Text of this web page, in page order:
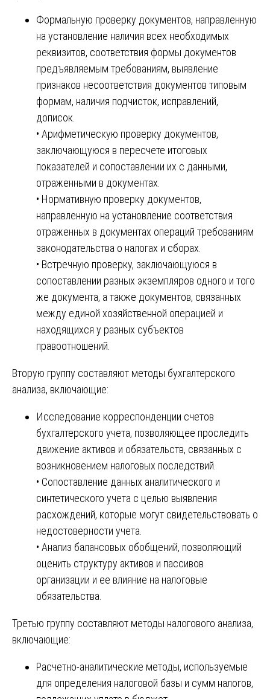
Формальную проверку документов, направленную
на установление наличия всех необходимых
реквизитов, соответствия формы документов
предъявляемым требованиям, выявление
признаков несоответствия документов типовым
формам, наличия подчисток, исправлений,
дописок.
• Арифметическую проверку документов,
заключающуюся в пересчете итоговых
показателей и сопоставлении их с данными,
отраженными в документах.
• Нормативную проверку документов,
направленную на установление соответствия
отраженных в документах операций требованиям
законодательства о налогах и сборах.
• Встречную проверку, заключающуюся в
сопоставлении разных экземпляров одного и того
же документа, а также документов, связанных
между единой хозяйственной операцией и
находящихся у разных субъектов
правоотношений.
Вторую группу составляют методы бухгалтерского
анализа, включающие:
Исследование корреспонденции счетов
бухгалтерского учета, позволяющее проследить
движение активов и обязательств, связанных с
возникновением налоговых последствий.
• Сопоставление данных аналитического и
синтетического учета с целью выявления
расхождений, которые могут свидетельствовать о
недостоверности учета.
• Анализ балансовых обобщений, позволяющий
оценить структуру активов и пассивов
организации и ее влияние на налоговые
обязательства.
Третью группу составляют методы налогового анализа,
включающие:
Расчетно-аналитические методы, используемые
для определения налоговой базы и сумм налогов,